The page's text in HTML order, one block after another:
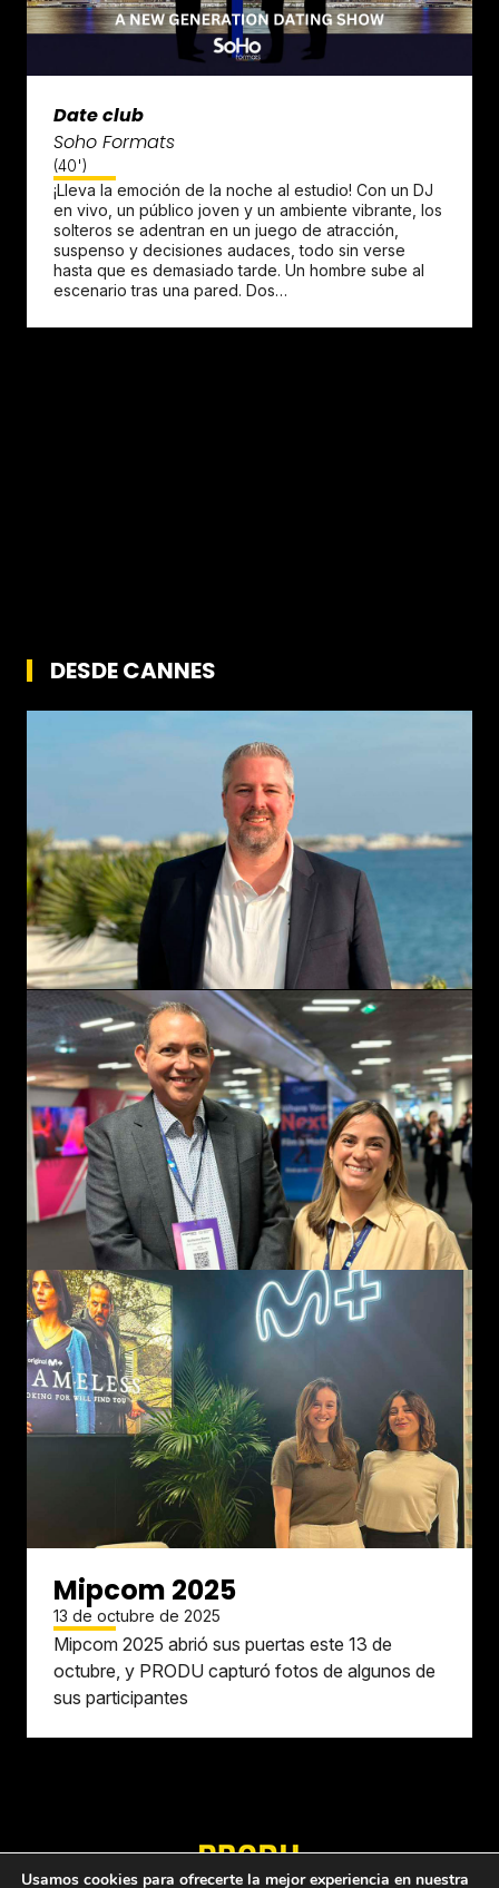
Date club
Soho Formats
(40')
¡Lleva la emoción de la noche al estudio! Con un DJ
en vivo, un público joven y un ambiente vibrante, los
solteros se adentran en un juego de atracción,
suspenso y decisiones audaces, todo sin verse
hasta que es demasiado tarde. Un hombre sube al
escenario tras una pared. Dos…
DESDE CANNES
Mipcom 2025
13 de octubre de 2025
Mipcom 2025 abrió sus puertas este 13 de
octubre, y PRODU capturó fotos de algunos de
sus participantes
Usamos cookies para ofrecerte la mejor experiencia en nuestra